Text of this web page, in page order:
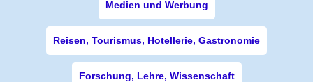
Medien und Werbung
Reisen, Tourismus, Hotellerie, Gastronomie
Forschung, Lehre, Wissenschaft